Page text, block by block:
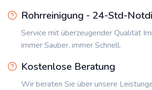
Rohrreinigung - 24-Std-
Service mit überzeugender Qualität
immer Sauber, immer Schnell.
Kostenlose Beratung
Wir beraten Sie über unsere